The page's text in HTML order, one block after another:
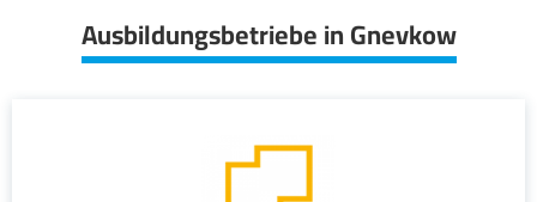
Ausbildungsbetriebe in Gnevkow